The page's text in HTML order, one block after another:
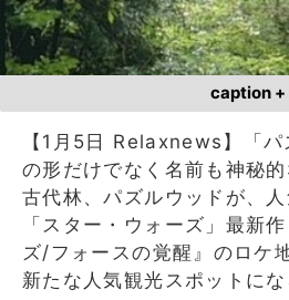
caption +
【1月5日 Relaxnews】「
の形だけでなく名前も神秘
古代林、パズルウッドが、
「スター・ウォーズ」最新
ズ/フォースの覚醒』のロケ
新たな人気観光スポットにな